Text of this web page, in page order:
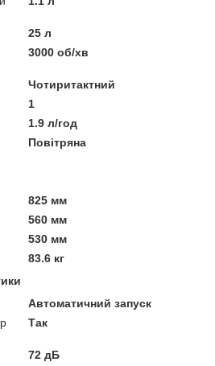
25 л
3000 об/хв
Чотиритактний
1
1.9 л/год
Повітряна
825 мм
560 мм
530 мм
83.6 кг
Автоматичний запуск
Так
72 дБ